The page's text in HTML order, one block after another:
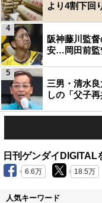
より4割下回
阪神藤川監
安…岡田前監
4
三男・清水
しの「父子
5
日刊ゲンダイDIGITAL
6.6万 18.5万
人気キーワード